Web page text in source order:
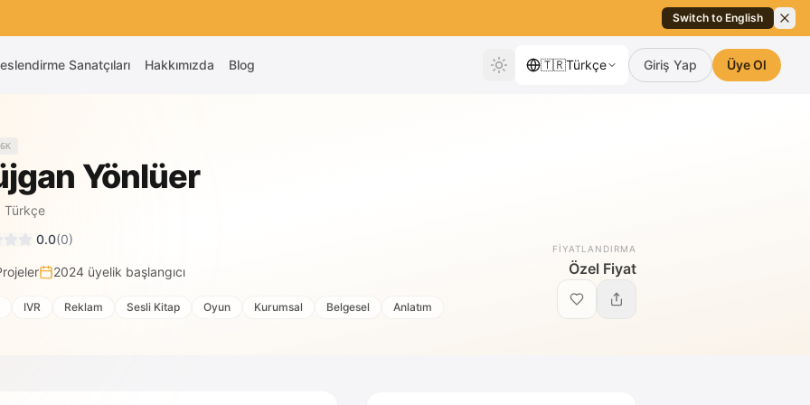
Switch to English
Sanatçıları Hakkımızda Blog 🇹🇷Türkçe Giriş Yap Üye Ol
Yönlüer
Türkçe
0.0(0)
2024 üyelik başlangıcı
IVR Reklam Sesli Kitap Oyun Kurumsal Belgesel Anlatım
FIYATLANDIRMA
Özel Fiyat